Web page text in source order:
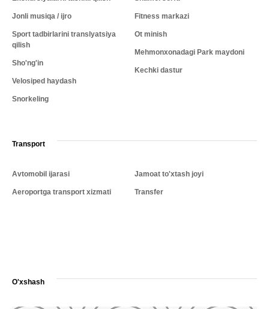
Jonli musiqa / ijro
Sport tadbirlarini translyatsiya
qilish
Sho'ng'in
Velosiped haydash
Snorkeling
Fitness markazi
Ot minish
Mehmonxonadagi Park maydoni
Kechki dastur
Transport
Avtomobil ijarasi
Aeroportga transport xizmati
Jamoat to'xtash joyi
Transfer
O'xshash